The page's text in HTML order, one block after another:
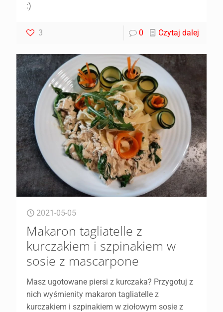
:)
3 0 Czytaj dalej
2021-05-05
Makaron tagliatelle z
kurczakiem i szpinakiem w
sosie z mascarpone
Masz ugotowane piersi z kurczaka? Przygotuj z
nich wyśmienity makaron tagliatelle z
kurczakiem i szpinakiem w ziołowym sosie z